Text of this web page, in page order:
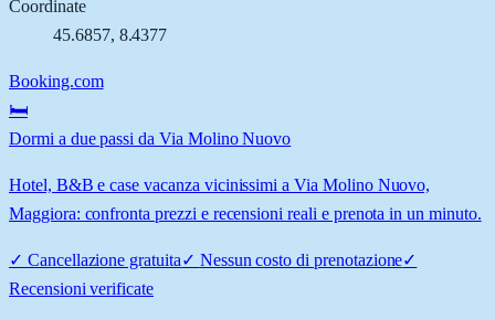
Coordinate
45.6857, 8.4377
Booking.com
🛏️
Dormi a due passi da Via Molino Nuovo
Hotel, B&B e case vacanza vicinissimi a Via Molino Nuovo,
Maggiora: confronta prezzi e recensioni reali e prenota in un minuto.
✓ Cancellazione gratuita✓ Nessun costo di prenotazione✓
Recensioni verificate